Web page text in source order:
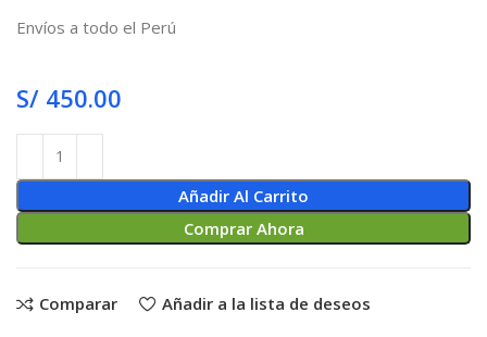
Envíos a todo el Perú
S/ 450.00
Añadir Al Carrito
Comprar Ahora
Comparar Añadir a la lista de deseos